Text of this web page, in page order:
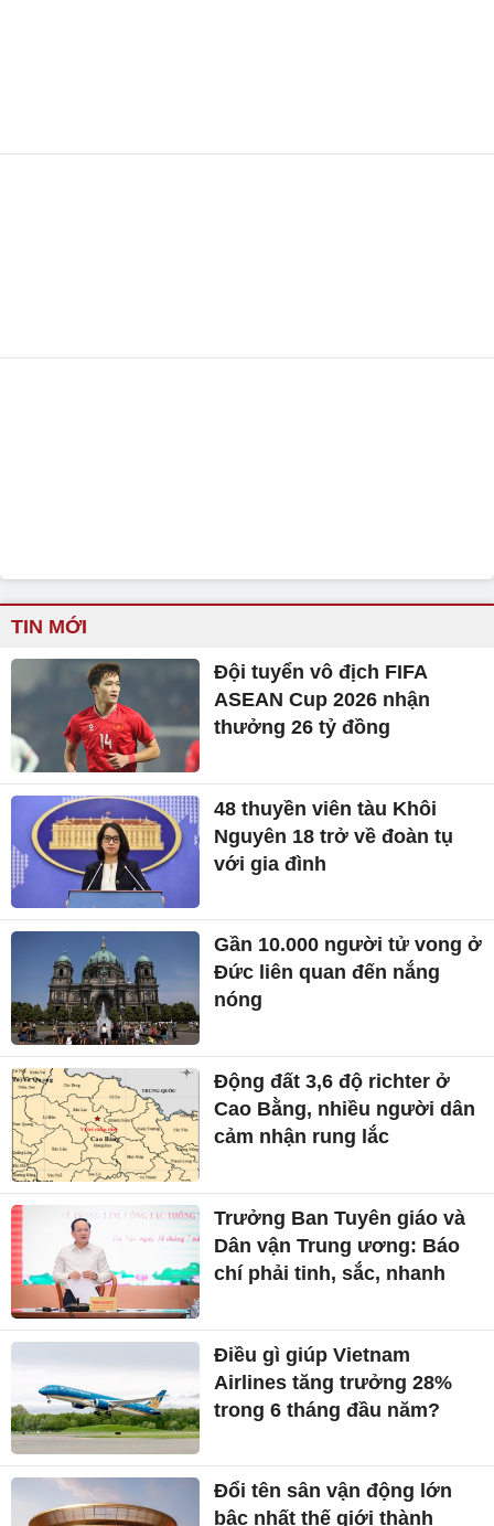
TIN MỚI
Đội tuyển vô địch FIFA
ASEAN Cup 2026 nhận
thưởng 26 tỷ đồng
48 thuyền viên tàu Khôi
Nguyên 18 trở về đoàn tụ
với gia đình
Gần 10.000 người tử vong ở
Đức liên quan đến nắng
nóng
Động đất 3,6 độ richter ở
Cao Bằng, nhiều người dân
cảm nhận rung lắc
Trưởng Ban Tuyên giáo và
Dân vận Trung ương: Báo
chí phải tinh, sắc, nhanh
Điều gì giúp Vietnam
Airlines tăng trưởng 28%
trong 6 tháng đầu năm?
Đổi tên sân vận động lớn
bậc nhất thế giới thành